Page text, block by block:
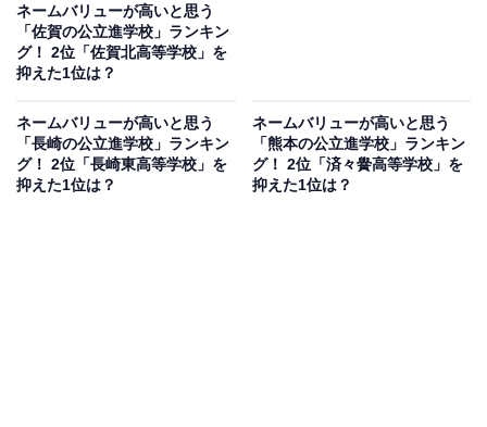
ネームバリューが高いと思う
「佐賀の公立進学校」ランキン
グ！ 2位「佐賀北高等学校」を
抑えた1位は？
ネームバリューが高いと思う
「長崎の公立進学校」ランキン
グ！ 2位「長崎東高等学校」を
抑えた1位は？
ネームバリューが高いと思う
「熊本の公立進学校」ランキン
グ！ 2位「済々黌高等学校」を
抑えた1位は？